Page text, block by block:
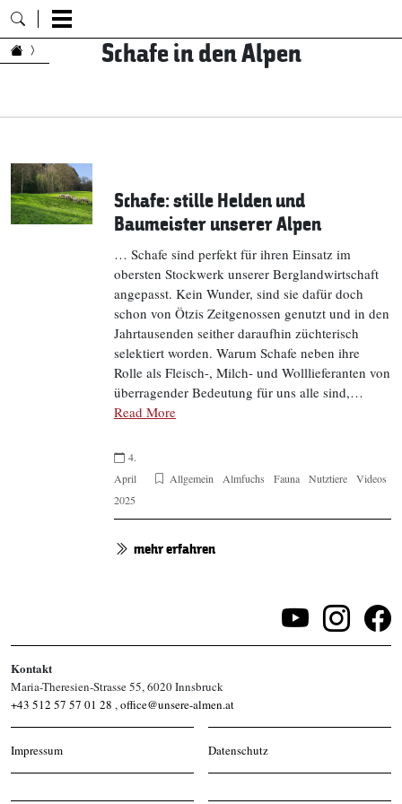
Zum Inhalt springenSchafe in den Alpen
Schafe: stille Helden und
Baumeister unserer Alpen
… Schafe sind perfekt für ihren Einsatz im
obersten Stockwerk unserer Berglandwirtschaft
angepasst. Kein Wunder, sind sie dafür doch
schon von Ötzis Zeitgenossen genutzt und in den
Jahrtausenden seither daraufhin züchterisch
selektiert worden. Warum Schafe neben ihre
Rolle als Fleisch-, Milch- und Wolllieferanten von
überragender Bedeutung für uns alle sind,…
Read More
4.
April
2025
Allgemein Almfuchs Fauna Nutztiere Videos
mehr erfahren
Kontakt
Maria-Theresien-Strasse 55, 6020 Innsbruck
+43 512 57 57 01 28 ,office@unsere-almen.at
Impressum Datenschutz